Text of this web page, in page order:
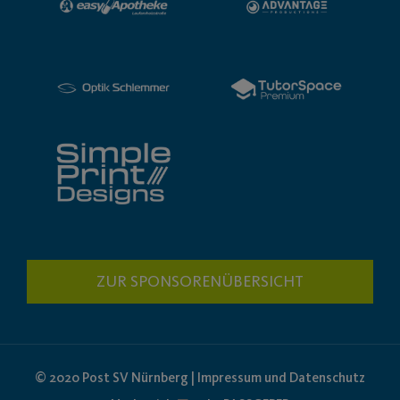
ZUR SPONSORENÜBERSICHT
© 2020 Post SV Nürnberg | Impressum und Datenschutz